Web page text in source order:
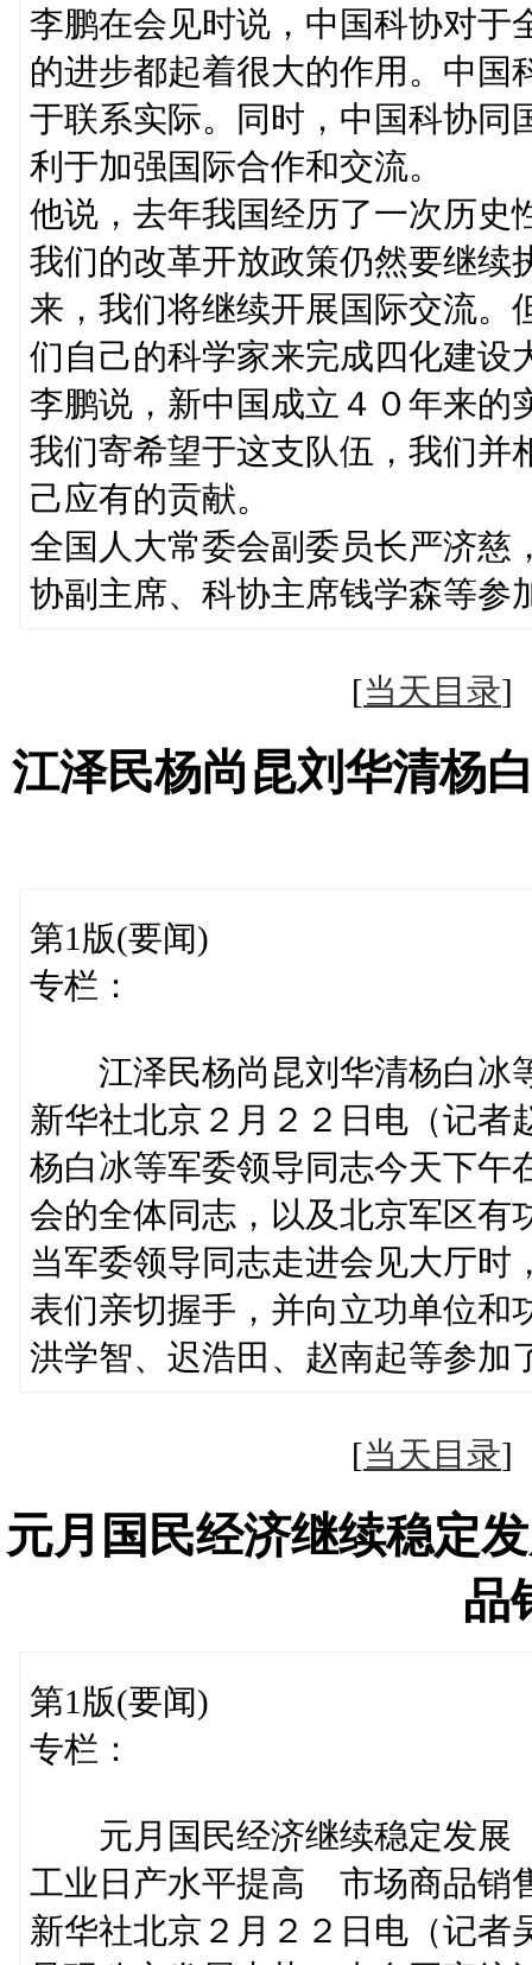
李鹏在会见时说，中国科协对于
的进步都起着很大的作用。中国
于联系实际。同时，中国科协同
利于加强国际合作和交流。
他说，去年我国经历了一次历史
我们的改革开放政策仍然要继续
来，我们将继续开展国际交流。
们自己的科学家来完成四化建设
李鹏说，新中国成立４０年来的
我们寄希望于这支队伍，我们并
己应有的贡献。
全国人大常委会副委员长严济慈
协副主席、科协主席钱学森等参
[当天目录
江泽民杨尚昆刘华清杨
第1版(要闻)
专栏：
江泽民杨尚昆刘华清杨白冰
新华社北京２月２２日电（记者
杨白冰等军委领导同志今天下午
会的全体同志，以及北京军区有
当军委领导同志走进会见大厅时
表们亲切握手，并向立功单位和
洪学智、迟浩田、赵南起等参加
[当天目录
元月国民经济继续稳定
品
第1版(要闻)
专栏：
元月国民经济继续稳定发展
工业日产水平提高 市场商品销
新华社北京２月２２日电（记者